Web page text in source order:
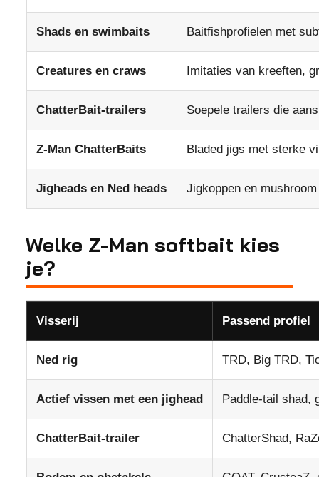
Shads en swimbaits Baitfishprofielen met
Creatures en craws Imitaties van kreeften,
ChatterBait-trailers Soepele trailers die
Z-Man ChatterBaits Bladed jigs met sterke
Jigheads en Ned heads Jigkoppen en
Welke Z-Man softbait kies
je?
Visserij Passend profiel
Ned rig TRD, Big TRD,
Actief vissen met een jighead Paddle-tail shad,
ChatterBait-trailer ChatterShad,